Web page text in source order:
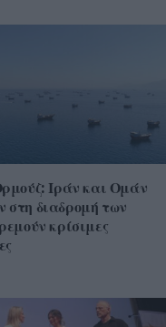
Ιράν και Ομάν
στη διαδρομή των
κρίσιμες